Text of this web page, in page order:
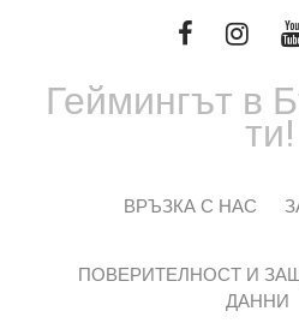
Геймингът в
ти!
ВРЪЗКА С НАС
ПОВЕРИТЕЛНОСТ И
ДАННИ